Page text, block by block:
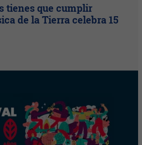
tienes que cumplir
de la Tierra celebra 15